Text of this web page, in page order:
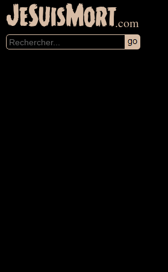
JeSuisMort.com